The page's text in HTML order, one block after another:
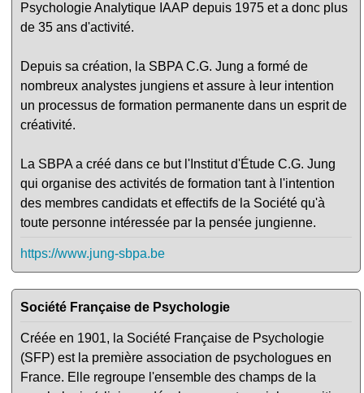
Psychologie Analytique IAAP depuis 1975 et a donc plus
de 35 ans d'activité.
Depuis sa création, la SBPA C.G. Jung a formé de
nombreux analystes jungiens et assure à leur intention
un processus de formation permanente dans un esprit de
créativité.
La SBPA a créé dans ce but l'Institut d'Étude C.G. Jung
qui organise des activités de formation tant à l'intention
des membres candidats et effectifs de la Société qu'à
toute personne intéressée par la pensée jungienne.
https://www.jung-sbpa.be
Société Française de Psychologie
Créée en 1901, la Société Française de Psychologie
(SFP) est la première association de psychologues en
France. Elle regroupe l'ensemble des champs de la